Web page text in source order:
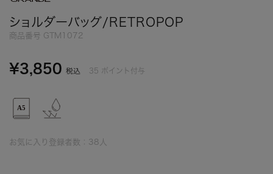
ショルダーバッグ/RETROPOP
商品番号 GTM1072
¥3,850 税込 35 ポイント付与
お気に入り登録者数： 38 人